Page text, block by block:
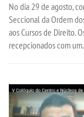
No dia 29 de agosto,
Seccional da Ordem
aos Cursos de Direito.
recepcionados com